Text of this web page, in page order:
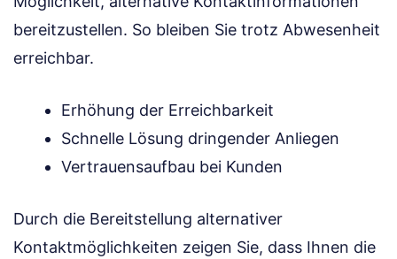
bereitzustellen. So bleiben Sie trotz Abwesenheit
erreichbar.
Erhöhung der Erreichbarkeit
Schnelle Lösung dringender Anliegen
Vertrauensaufbau bei Kunden
Durch die Bereitstellung alternativer
Kontaktmöglichkeiten zeigen Sie, dass Ihnen die